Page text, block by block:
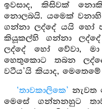
ඉවසාද, කිසිවක්
නොලබයි. යමෙක්
ගන්නා ලද්දේ යයි හෝ
කියූකල්හි ගන්නා
ලද්දේ හෝ වේවා,
හෙතුකොට තබන
වටීය’යි කියාද,
‘තාවකාලිකෙ’ නැවත
මෙසේ ගන්නනහුට